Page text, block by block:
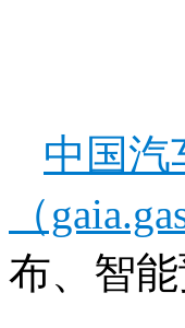
中国汽
（
布、智能